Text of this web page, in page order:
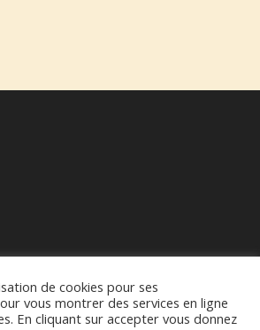
de cookies pour ses
vous montrer des services en ligne
En cliquant sur accepter vous donnez